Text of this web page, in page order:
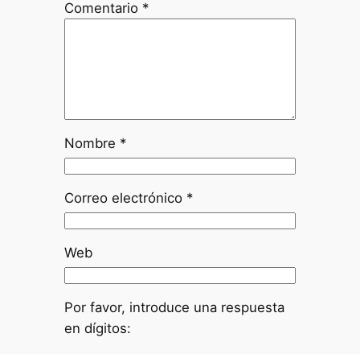
Comentario *
Nombre *
Correo electrónico *
Web
Por favor, introduce una respuesta
en dígitos: